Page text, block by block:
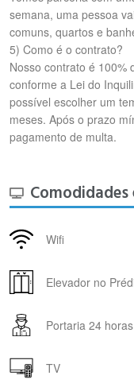
semana, uma pessoa
comuns, quartos e
5) Como é o contrato?
Nosso contrato é 100%
conforme a Lei do
possível escolher um
meses. Após o prazo
pagamento de multa.
Comodidades
Wifi
Elevador no
Portaria 24 horas
TV